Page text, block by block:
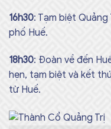
16h30: Tạm biệt
phố Huế.
18h30: Đoàn về đến
hẹn, tạm biệt và kết
từ Huế.